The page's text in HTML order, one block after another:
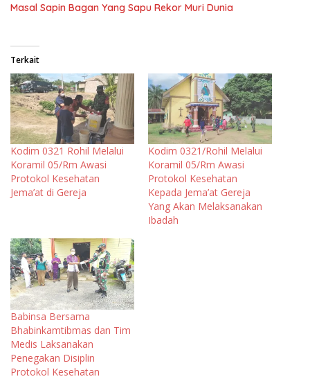
Masal Sapin Bagan Yang Sapu Rekor Muri Dunia
Terkait
Kodim 0321 Rohil Melalui
Koramil 05/Rm Awasi
Protokol Kesehatan
Jema’at di Gereja
Kodim 0321/Rohil Melalui
Koramil 05/Rm Awasi
Protokol Kesehatan
Kepada Jema’at Gereja
Yang Akan Melaksanakan
Ibadah
Babinsa Bersama
Bhabinkamtibmas dan Tim
Medis Laksanakan
Penegakan Disiplin
Protokol Kesehatan